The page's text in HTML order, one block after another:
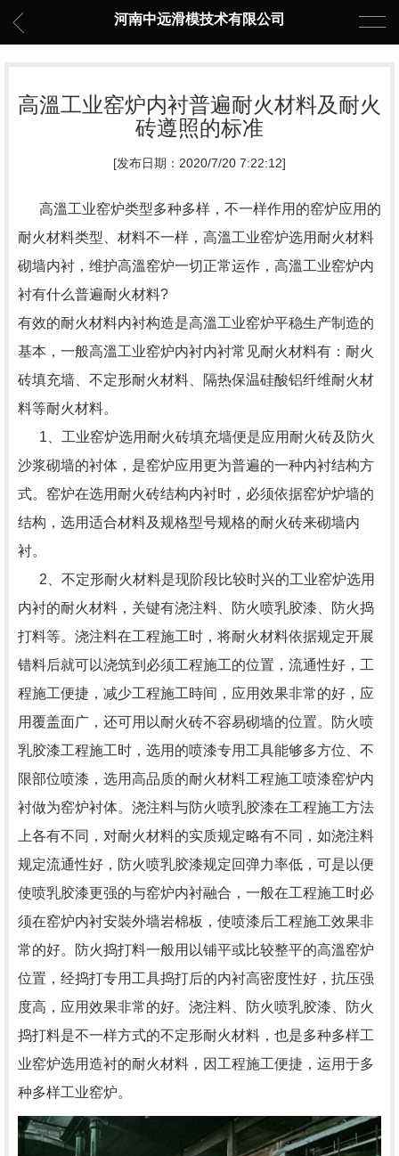
河南中远滑模技术有限公司
高溫工业窑炉内衬普遍耐火材料及耐火
砖遵照的标准
[发布日期：2020/7/20 7:22:12]
高溫工业窑炉类型多种多样，不一样作用的窑炉应用的
耐火材料类型、材料不一样，高溫工业窑炉选用耐火材料
砌墙内衬，维护高溫窑炉一切正常运作，高溫工业窑炉内
衬有什么普遍耐火材料?
有效的耐火材料内衬构造是高溫工业窑炉平稳生产制造的
基本，一般高溫工业窑炉内衬内衬常见耐火材料有：耐火
砖填充墙、不定形耐火材料、隔热保温硅酸铝纤维耐火材
料等耐火材料。
1、工业窑炉选用耐火砖填充墙便是应用耐火砖及防火
沙浆砌墙的衬体，是窑炉应用更为普遍的一种内衬结构方
式。窑炉在选用耐火砖结构内衬时，必须依据窑炉炉墙的
结构，选用适合材料及规格型号规格的耐火砖来砌墙内
衬。
2、不定形耐火材料是现阶段比较时兴的工业窑炉选用
内衬的耐火材料，关键有浇注料、防火喷乳胶漆、防火捣
打料等。浇注料在工程施工时，将耐火材料依据规定开展
错料后就可以浇筑到必须工程施工的位置，流通性好，工
程施工便捷，减少工程施工時间，应用效果非常的好，应
用覆盖面广，还可用以耐火砖不容易砌墙的位置。防火喷
乳胶漆工程施工时，选用的喷漆专用工具能够多方位、不
限部位喷漆，选用高品质的耐火材料工程施工喷漆窑炉内
衬做为窑炉衬体。浇注料与防火喷乳胶漆在工程施工方法
上各有不同，对耐火材料的实质规定略有不同，如浇注料
规定流通性好，防火喷乳胶漆规定回弹力率低，可是以便
使喷乳胶漆更强的与窑炉内衬融合，一般在工程施工时必
须在窑炉内衬安裝外墙岩棉板，使喷漆后工程施工效果非
常的好。防火捣打料一般用以铺平或比较整平的高溫窑炉
位置，经捣打专用工具捣打后的内衬高密度性好，抗压强
度高，应用效果非常的好。浇注料、防火喷乳胶漆、防火
捣打料是不一样方式的不定形耐火材料，也是多种多样工
业窑炉选用造衬的耐火材料，因工程施工便捷，运用于多
种多样工业窑炉。